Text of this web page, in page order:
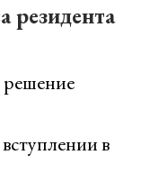
резидента
в